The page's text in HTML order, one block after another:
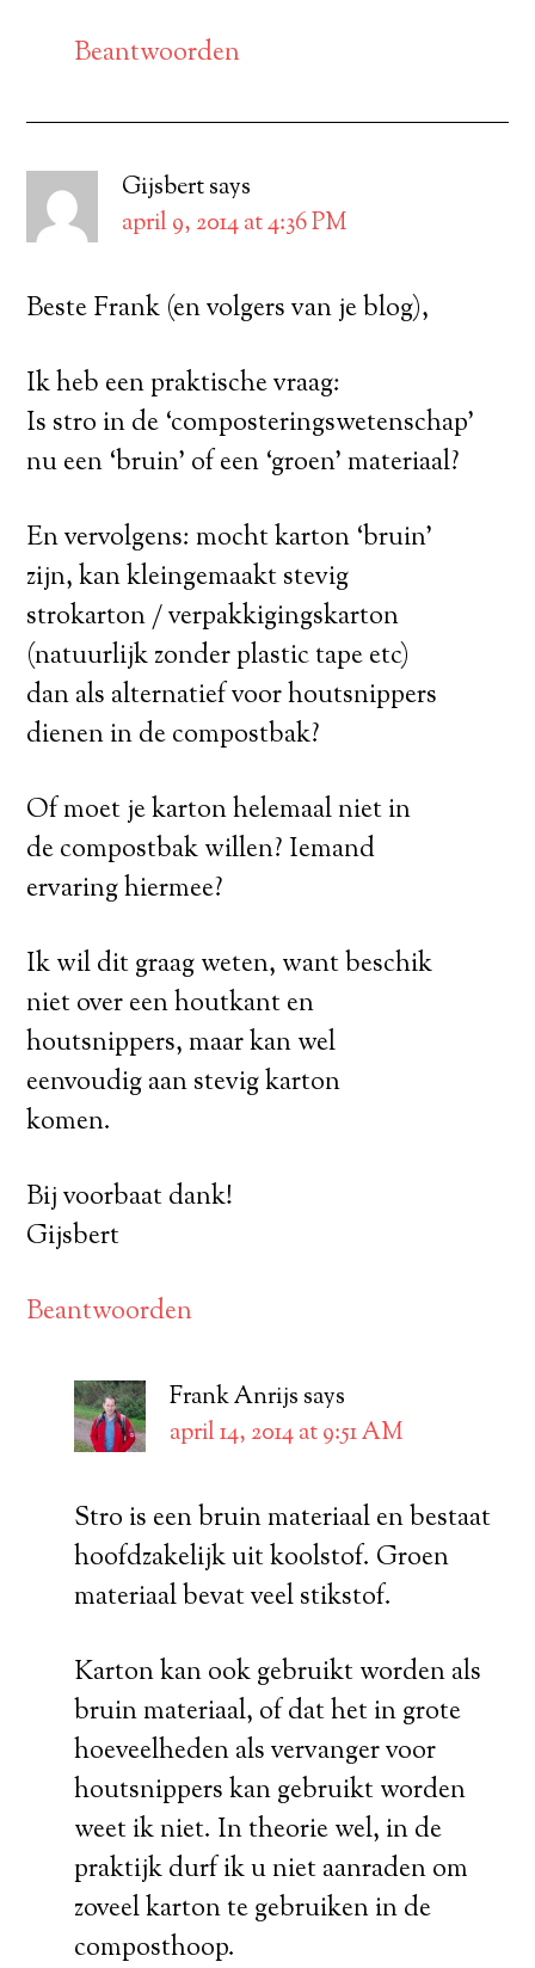
Beantwoorden
Gijsbertsays
april 9, 2014 at 4:36 PM
Beste Frank (en volgers van je blog),
Ik heb een praktische vraag:
Is stro in de ‘composteringswetenschap’
nu een ‘bruin’ of een ‘groen’ materiaal?
En vervolgens: mocht karton ‘bruin’
zijn, kan kleingemaakt stevig
strokarton / verpakkigingskarton
(natuurlijk zonder plastic tape etc)
dan als alternatief voor houtsnippers
dienen in de compostbak?
Of moet je karton helemaal niet in
de compostbak willen? Iemand
ervaring hiermee?
Ik wil dit graag weten, want beschik
niet over een houtkant en
houtsnippers, maar kan wel
eenvoudig aan stevig karton
komen.
Bij voorbaat dank!
Gijsbert
Beantwoorden
Frank Anrijs says
april 14, 2014 at 9:51 AM
Stro is een bruin materiaal en bestaat
hoofdzakelijk uit koolstof. Groen
materiaal bevat veel stikstof.
Karton kan ook gebruikt worden als
bruin materiaal, of dat het in grote
hoeveelheden als vervanger voor
houtsnippers kan gebruikt worden
weet ik niet. In theorie wel, in de
praktijk durf ik u niet aanraden om
zoveel karton te gebruiken in de
composthoop.